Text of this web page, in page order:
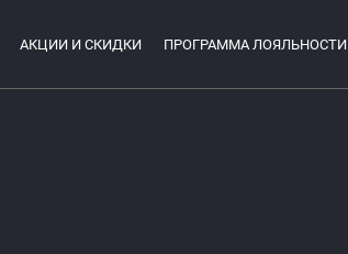
АКЦИИ И СКИДКИ ПРОГРАММА ЛОЯЛЬНОСТИ